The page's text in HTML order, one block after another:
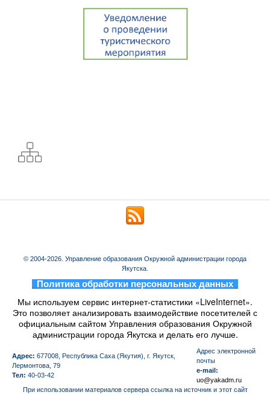
© 2004-2026. Управление образования Окружной администрации города
Якутска.
Политика обработки персональных данных
Мы используем сервис интернет-статистики «LiveInternet».
Это позволяет анализировать взаимодействие посетителей с
официальным сайтом Управления образования Окружной
администрации города Якутска и делать его лучше.
Адрес: 677008, Республика Саха (Якутия), г. Якутск,
Лермонтова, 79
Тел: 40-03-42
Aдрес электронной
почты
e-mail:
uo@yakadm.ru
При использовании материалов сервера ссылка на источник и этот сайт